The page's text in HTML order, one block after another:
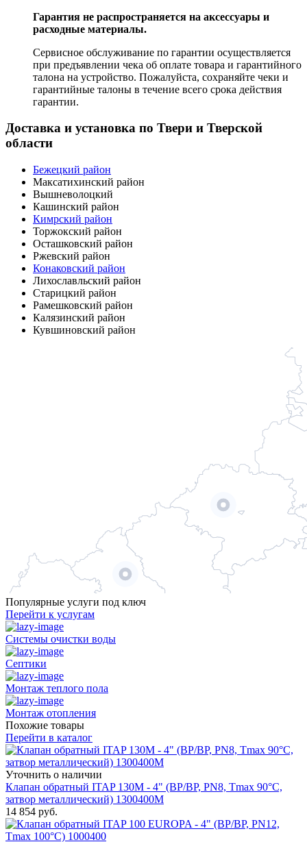
Гарантия не распространяется на аксессуары и
расходные материалы.
Сервисное обслуживание по гарантии осуществляется
при предъявлении чека об оплате товара и гарантийного
талона на устройство. Пожалуйста, сохраняйте чеки и
гарантийные талоны в течение всего срока действия
гарантии.
Доставка и установка по Твери и Тверской
области
Бежецкий район
Максатихинский район
Вышневолоцкий
Кашинский район
Кимрский район
Торжокский район
Осташковский район
Ржевский район
Конаковский район
Лихославльский район
Старицкий район
Рамешковский район
Калязинский район
Кувшиновский район
Популярные услуги под ключ
Перейти к услугам
Системы очистки воды
Септики
Монтаж теплого пола
Монтаж отопления
Похожие товары
Перейти в каталог
Уточнить о наличии
Клапан обратный ITAP 130M - 4" (ВР/ВР, PN8, Tmax 90°C,
затвор металлический) 1300400M
14 854 руб.